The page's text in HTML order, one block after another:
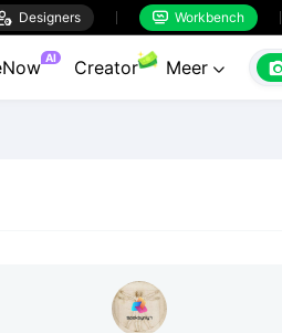
Designers  Workbench
AI Creator Meer 